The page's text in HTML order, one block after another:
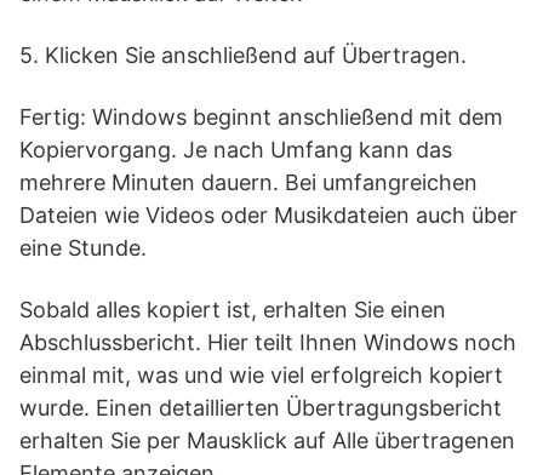
5. Klicken Sie anschließend auf Übertragen.
Fertig: Windows beginnt anschließend mit dem
Kopiervorgang. Je nach Umfang kann das
mehrere Minuten dauern. Bei umfangreichen
Dateien wie Videos oder Musikdateien auch über
eine Stunde.
Sobald alles kopiert ist, erhalten Sie einen
Abschlussbericht. Hier teilt Ihnen Windows noch
einmal mit, was und wie viel erfolgreich kopiert
wurde. Einen detaillierten Übertragungsbericht
erhalten Sie per Mausklick auf Alle übertragenen